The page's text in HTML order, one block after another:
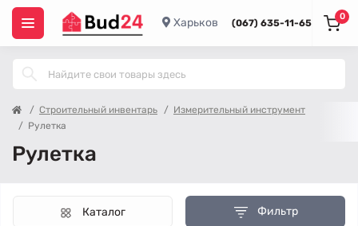
Харьков (067) 635-11-65
0
Строительный инвентарь
Измерительный инструмент
Рулетка
Рулетка
Фильтр
Каталог